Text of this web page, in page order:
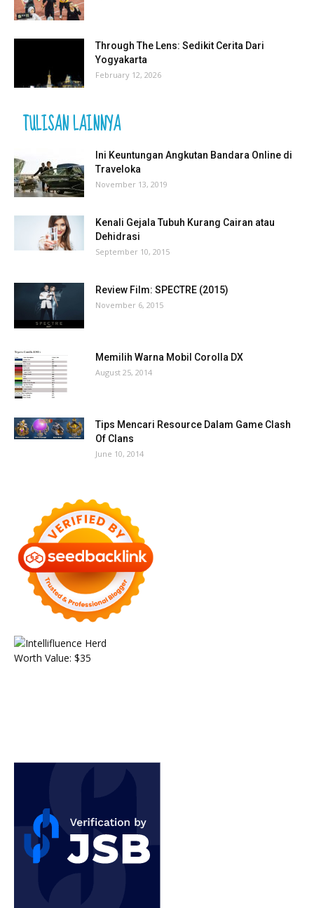
Through The Lens: Sedikit Cerita Dari
Yogyakarta
February 12, 2026
TULISAN LAINNYA
Ini Keuntungan Angkutan Bandara Online di
Traveloka
November 13, 2019
Kenali Gejala Tubuh Kurang Cairan atau
Dehidrasi
September 10, 2015
Review Film: SPECTRE (2015)
November 6, 2015
Memilih Warna Mobil Corolla DX
August 25, 2014
Tips Mencari Resource Dalam Game Clash
Of Clans
June 10, 2014